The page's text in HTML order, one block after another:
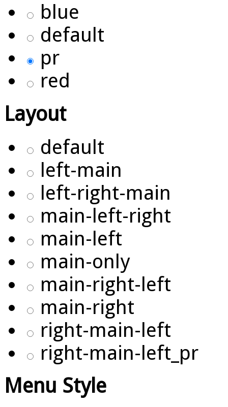
blue
default
pr
red
Layout
default
left-main
left-right-main
main-left-right
main-left
main-only
main-right-left
main-right
right-main-left
right-main-left_pr
Menu Style